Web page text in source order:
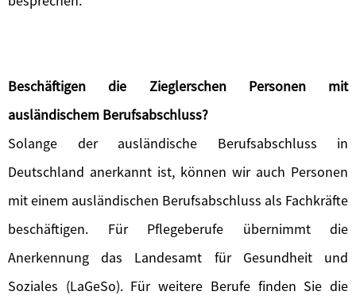
Beschäftigen die Zieglerschen Personen mit
ausländischem Berufsabschluss?
Solange der ausländische Berufsabschluss in
Deutschland anerkannt ist, können wir auch Personen
mit einem ausländischen Berufsabschluss als Fachkräfte
beschäftigen. Für Pflegeberufe übernimmt die
Anerkennung das Landesamt für Gesundheit und
Soziales (LaGeSo). Für weitere Berufe finden Sie die